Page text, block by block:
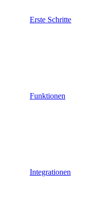
Erste Schritte
Funktionen
Integrationen